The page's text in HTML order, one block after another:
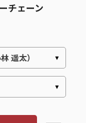
チェーン